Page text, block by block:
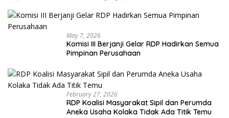
May 7, 2026
Komisi III Berjanji Gelar RDP Hadirkan Semua
Pimpinan Perusahaan
February 27, 2026
RDP Koalisi Masyarakat Sipil dan Perumda
Aneka Usaha Kolaka Tidak Ada Titik Temu